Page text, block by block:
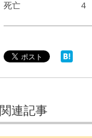
死亡 ４
関連記事